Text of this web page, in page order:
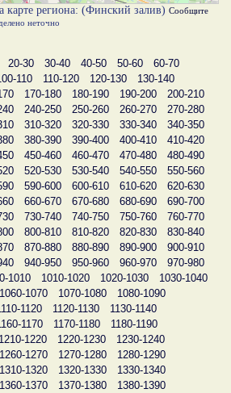
карте региона: (Финский залив) Сообщите
неточно
20-30 30-40 40-50 50-60
60-70
110 110-120 120-130
130-140
170-180 180-190 190-200
200-210
240-250 250-260 260-270
270-280
310-320 320-330 330-340
340-350
380-390 390-400 400-410
410-420
450-460 460-470 470-480
480-490
520-530 530-540 540-550
550-560
590-600 600-610 610-620
620-630
660-670 670-680 680-690
690-700
730-740 740-750 750-760
760-770
800-810 810-820 820-830
830-840
870-880 880-890 890-900
900-910
940-950 950-960 960-970
970-980
1010 1010-1020 1020-1030
1030-1040
1060-1070 1070-1080
1080-1090
1120 1120-1130
1130-1140
1170 1170-1180
1180-1190
1210-1220 1220-1230
1230-1240
1260-1270 1270-1280
1280-1290
1310-1320 1320-1330
1330-1340
1360-1370 1370-1380
1380-1390